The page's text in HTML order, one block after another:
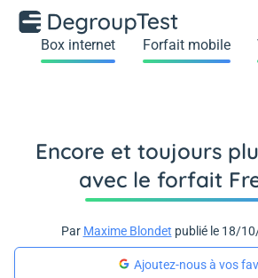
Box internet Forfait mobile
Encore et toujours
avec le forfait
Par Maxime Blondet publié le 18/
Ajoutez-nous à vos